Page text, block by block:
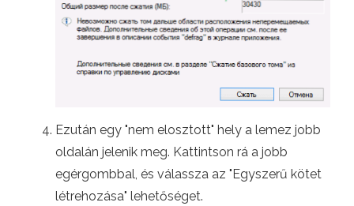
Ezután egy "nem elosztott" hely a lemez jobb
oldalán jelenik meg. Kattintson rá a jobb
egérgombbal, és válassza az "Egyszerű kötet
létrehozása" lehetőséget.